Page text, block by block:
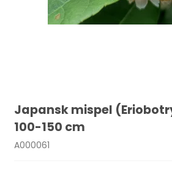
Japansk mispel
100-150 cm
A000061